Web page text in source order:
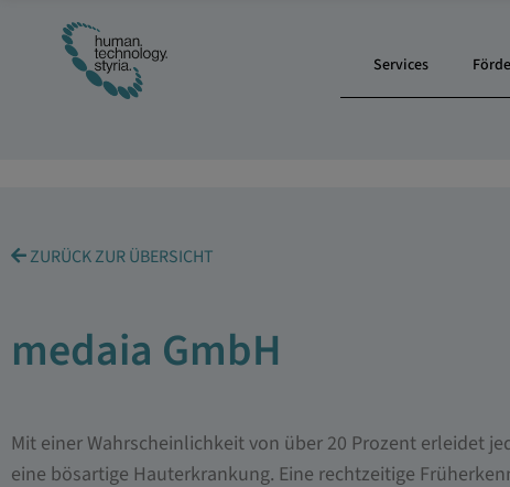
Services
ZURÜCK ZUR ÜBERSICHT
medaia GmbH
Mit einer Wahrscheinlichkeit von über 20 Prozent erleidet
eine bösartige Hauterkrankung. Eine rechtzeitige